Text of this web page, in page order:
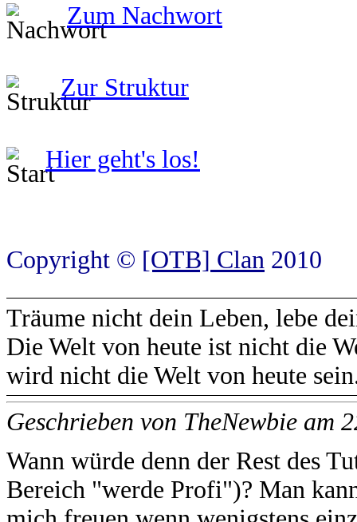
Zum Nachwort
Zur Struktur
Hier geht's los!
Copyright © [OTB] Clan 2010
Träume nicht dein Leben, lebe
Die Welt von heute ist nicht die
wird nicht die Welt von heute
Geschrieben von TheNewbie am
Wann würde denn der Rest des
Bereich "werde Profi")? Man